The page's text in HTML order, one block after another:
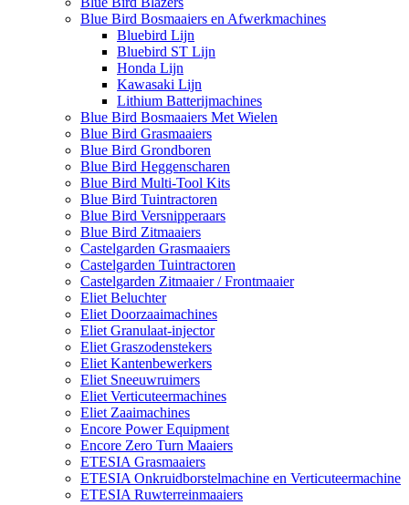
Blue Bird Bosmaaiers en Afwerkmachines
Bluebird Lijn
Bluebird ST Lijn
Honda Lijn
Kawasaki Lijn
Lithium Batterijmachines
Blue Bird Bosmaaiers Met Wielen
Blue Bird Grasmaaiers
Blue Bird Grondboren
Blue Bird Heggenscharen
Blue Bird Multi-Tool Kits
Blue Bird Tuintractoren
Blue Bird Versnipperaars
Blue Bird Zitmaaiers
Castelgarden Grasmaaiers
Castelgarden Tuintractoren
Castelgarden Zitmaaier / Frontmaaier
Eliet Beluchter
Eliet Doorzaaimachines
Eliet Granulaat-injector
Eliet Graszodenstekers
Eliet Kantenbewerkers
Eliet Sneeuwruimers
Eliet Verticuteermachines
Eliet Zaaimachines
Encore Power Equipment
Encore Zero Turn Maaiers
ETESIA Grasmaaiers
ETESIA Onkruidborstelmachine en Verticuteermachine
ETESIA Ruwterreinmaaiers